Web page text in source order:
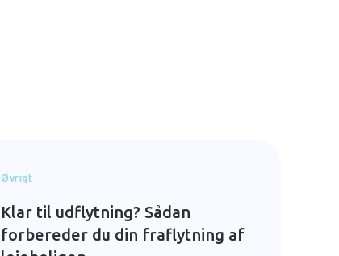
Øvrigt
Klar til udflytning? Sådan
forbereder du din fraflytning af